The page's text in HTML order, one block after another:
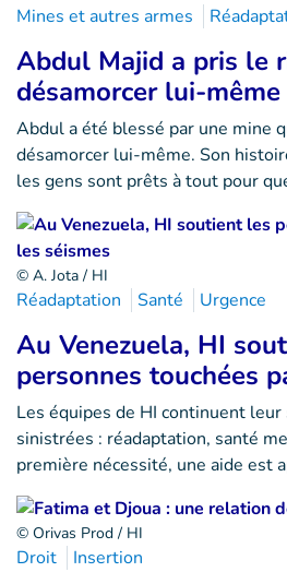
Mines et autres armes
Abdul Majid a pris le
désamorcer lui-
Abdul a été blessé par une mine
désamorcer lui-même. Son
les gens sont prêts à tout pour
© A. Jota / HI
Réadaptation Santé Urgence
Au Venezuela, HI
personnes touchées
Les équipes de HI continuent
sinistrées : réadaptation, santé
première nécessité, une aide est
© Orivas Prod / HI
Droit Insertion